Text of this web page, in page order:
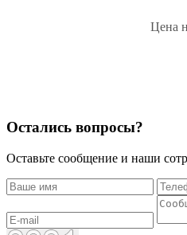
Цена
Остались вопросы?
Оставьте сообщение и наши